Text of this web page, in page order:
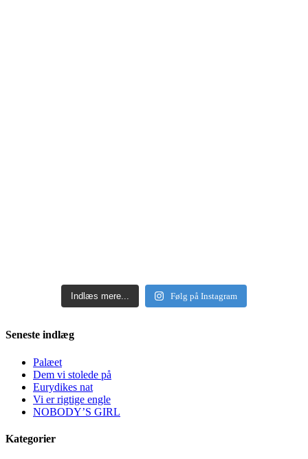
Indlæs mere... Følg på Instagram
Seneste indlæg
Palæet
Dem vi stolede på
Eurydikes nat
Vi er rigtige engle
NOBODY’S GIRL
Kategorier